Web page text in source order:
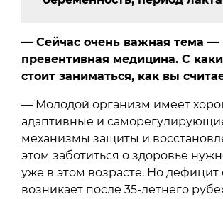
— Сейчас очень важная тема —
превентивная медицина. С
стоит заниматься, как вы
— Молодой организм имеет
адаптивные и
механизмы защиты и
этом заботиться о здоровье
уже в этом возрасте. Но дефицит
возникает после 35-летнего